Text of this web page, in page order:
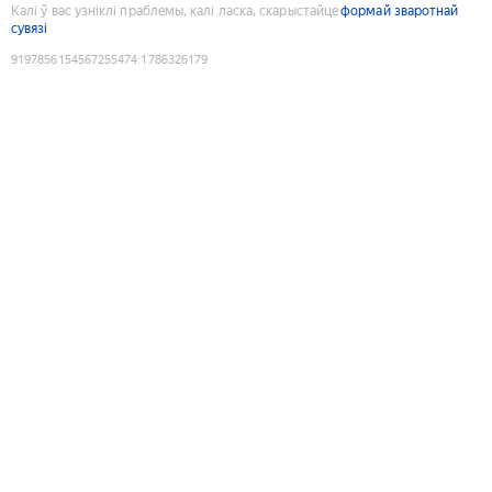
Калі ў вас узніклі праблемы, калі ласка, скарыстайцеформай зваротнай
сувязі
9197856154567255474:1786326179